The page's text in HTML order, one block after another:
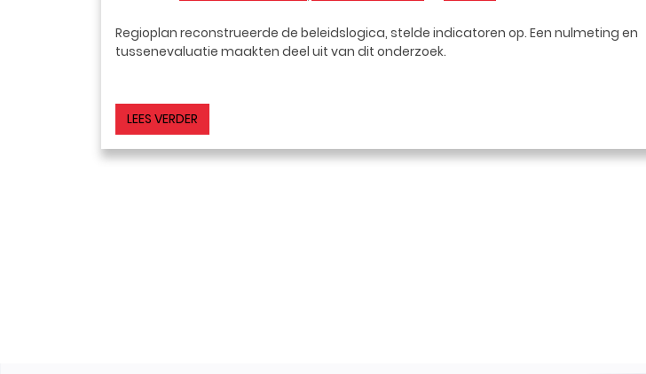
Regioplan reconstrueerde de beleidslogica, stelde indicatoren op. Een nulmeting en
tussenevaluatie maakten deel uit van dit onderzoek.
LEES VERDER